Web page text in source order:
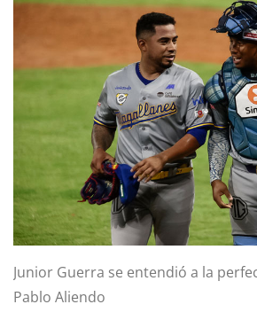
Junior Guerra se entendió a la
Pablo Aliendo